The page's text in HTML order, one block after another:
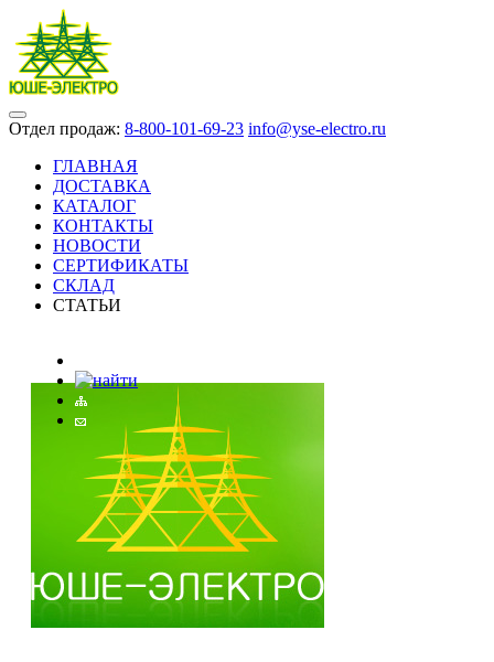
Отдел продаж: 8-800-101-69-23 info@yse-electro.ru
ГЛАВНАЯ
ДОСТАВКА
КАТАЛОГ
КОНТАКТЫ
НОВОСТИ
СЕРТИФИКАТЫ
СКЛАД
СТАТЬИ